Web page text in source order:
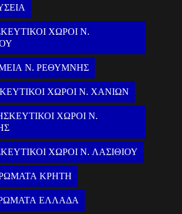
ΧΩΡΟΙ Ν.
Ν. ΡΕΘΥΜΝΗΣ
ΧΩΡΟΙ Ν. ΧΑΝΙΩΝ
ΧΩΡΟΙ Ν.
ΧΩΡΟΙ Ν. ΛΑΣΙΘΙΟΥ
ΚΡΗΤΗ
ΕΛΛΑΔΑ